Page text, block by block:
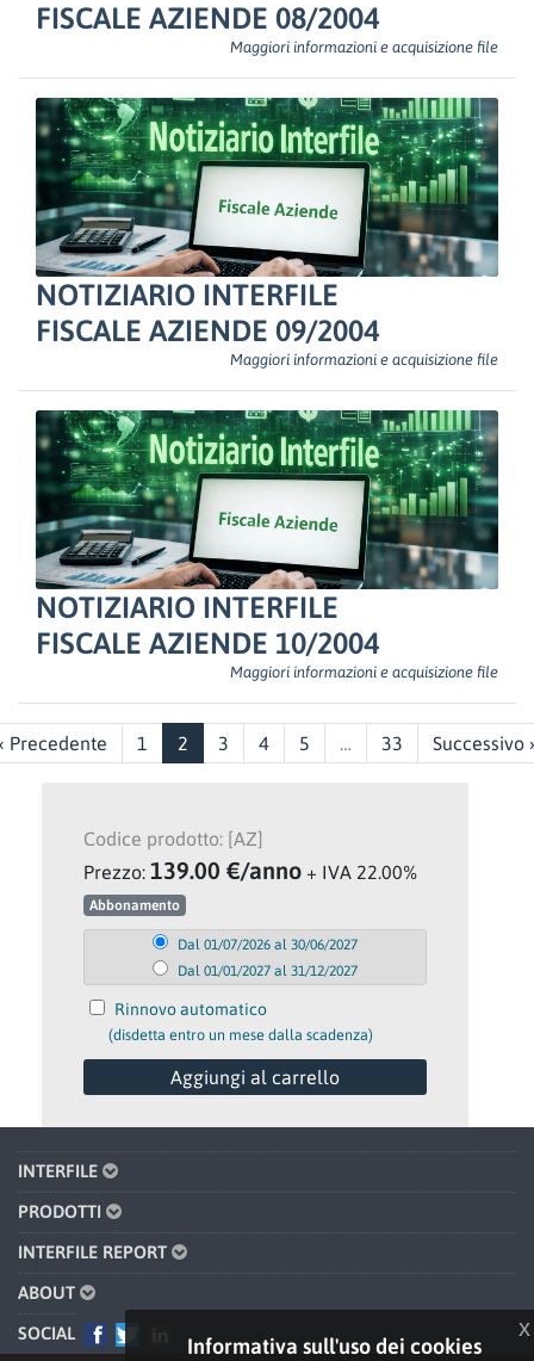
FISCALE AZIENDE 08/2004
Maggiori informazioni e acquisizione file
NOTIZIARIO INTERFILE
FISCALE AZIENDE 09/2004
Maggiori informazioni e acquisizione file
NOTIZIARIO INTERFILE
FISCALE AZIENDE 10/2004
Maggiori informazioni e acquisizione file
Precedente 1 2 3 4 5 … 33 Successivo
Codice prodotto: [AZ]
Prezzo: 139.00 €/anno + IVA 22.00%
Abbonamento
Dal 01/07/2026 al 30/06/2027
Dal 01/01/2027 al 31/12/2027
Rinnovo automatico
(disdetta entro un mese dalla scadenza)
INTERFILE
PRODOTTI
INTERFILE REPORT
ABOUT
SOCIAL
Informativa sull'uso dei cookies
x